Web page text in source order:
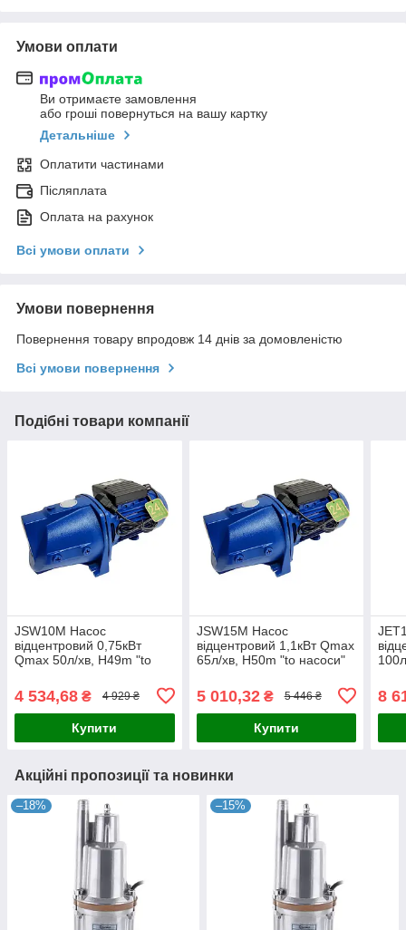
Умови оплати
Ви отримаєте замовлення
або гроші повернуться на вашу картку
Детальніше
Оплатити частинами
Післяплата
Оплата на рахунок
Всі умови оплати
Умови повернення
Повернення товару впродовж 14 днів за домовленістю
Всі умови повернення
Подібні товари компанії
JSW10M Насос
відцентровий 0,75кВт
Qmax 50л/хв, H49m "to
4 534,68 ₴ 4 929 ₴
Купити
JSW15M Насос
відцентровий 1,1кВт Qmax
65л/хв, H50m "to насоси"
5 010,32₴ 5 446 ₴
Купити
8
Акційні пропозиції та новинки
–18% –15%